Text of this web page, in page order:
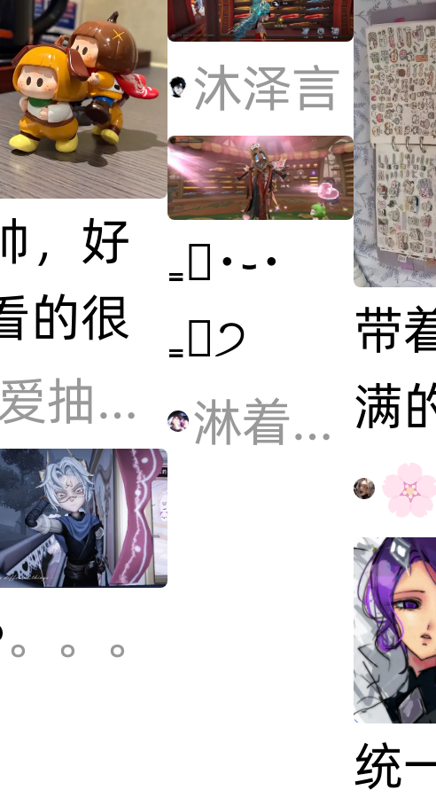
，好
的很
爱抽盒机器人
。。。
沐泽言
₌᳐･֊･
₌᳐੭
淋着雨.
带
满
运
日
与
的
统